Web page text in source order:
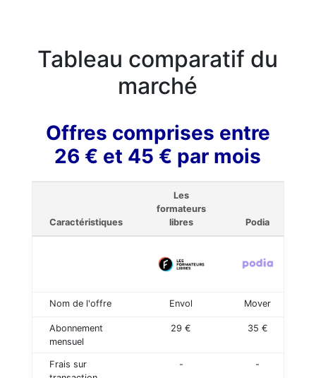
Tableau comparatif du
marché
Offres comprises entre
26 € et 45 € par mois
Caractéristiques
Les
formateurs
libres
Podia
Nom de l'offre Envol Mover
Abonnement
mensuel
29 € 35 €
Frais sur
- -